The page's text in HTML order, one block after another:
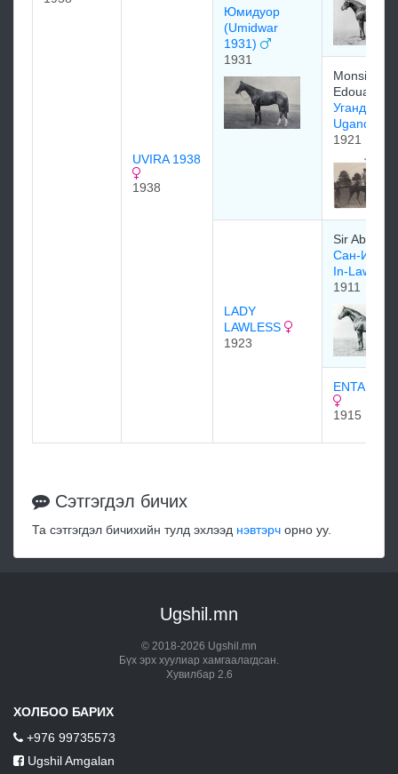
UVIRA 1938
1938
Юмидуор
(Umidwar
1931)
1931
Monsieur
Edouard
Уганда
1921
LADY
LAWLESS
1923
Sir Abe
Сан-Ин-Ло
In-Law)
1911
1915
Сэтгэгдэл бичих
Та сэтгэгдэл бичихийн тулд эхлээд нэвтэрч орно уу.
Ugshil.mn
© 2018-2026 Ugshil.mn
Бүх эрх хуулиар хамгаалагдсан.
Хувилбар 2.6
ХОЛБОО БАРИХ
+976 99735573
Ugshil Amgalan